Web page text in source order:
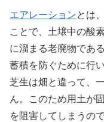
エアレーションとは
ことで、土壌中の酸
に溜まる老廃物であ
蓄積を防ぐために行い
芝生は畑と違って、
ん。このため用土が
を阻害してしまうので